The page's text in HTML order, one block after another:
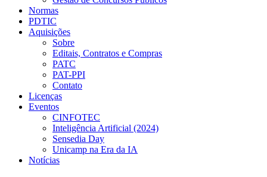
Normas
PDTIC
Aquisições
Sobre
Editais, Contratos e Compras
PATC
PAT-PPI
Contato
Licenças
Eventos
CINFOTEC
Inteligência Artificial (2024)
Sensedia Day
Unicamp na Era da IA
Notícias